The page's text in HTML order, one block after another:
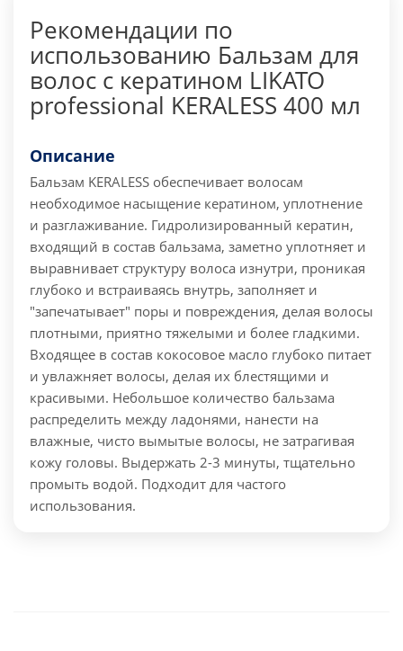
Рекомендации по
использованию Бальзам для
волос с кератином LIKATO
professional KERALESS 400 мл
Описание
Бальзам KERALESS обеспечивает волосам
необходимое насыщение кератином, уплотнение
и разглаживание. Гидролизированный кератин,
входящий в состав бальзама, заметно уплотняет и
выравнивает структуру волоса изнутри, проникая
глубоко и встраиваясь внутрь, заполняет и
"запечатывает" поры и повреждения, делая волосы
плотными, приятно тяжелыми и более гладкими.
Входящее в состав кокосовое масло глубоко питает
и увлажняет волосы, делая их блестящими и
красивыми. Небольшое количество бальзама
распределить между ладонями, нанести на
влажные, чисто вымытые волосы, не затрагивая
кожу головы. Выдержать 2-3 минуты, тщательно
промыть водой. Подходит для частого
использования.